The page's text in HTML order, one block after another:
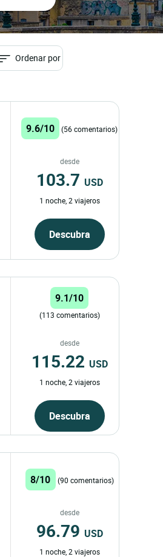
Ordenar por
9.6/10 (56 comentarios)
desde
103.7 USD
1 noche, 2 viajeros
Descubra
9.1/10
(113 comentarios)
desde
115.22 USD
1 noche, 2 viajeros
Descubra
8/10 (90 comentarios)
desde
96.79 USD
1 noche, 2 viajeros